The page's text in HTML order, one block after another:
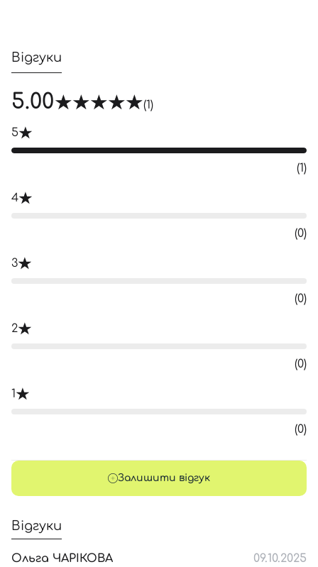
Відгуки
5.00 (1)
5
(1)
4
(0)
3
(0)
2
(0)
1
(0)
Залишити відгук
Відгуки
Ольга ЧАРІКОВА 09.10.2025